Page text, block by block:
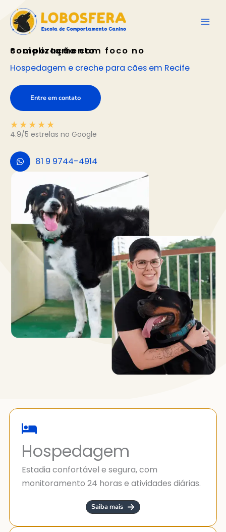
para
conteúdo
Socialização com foco no comportamento
Hospedagem e creche para cães em Recife
Entre em contato
★★★★★
4.9/5 estrelas no Google
81 9 9744-4914
Hospedagem
Estadia confortável e segura, com
monitoramento 24 horas e atividades diárias.
Saiba mais